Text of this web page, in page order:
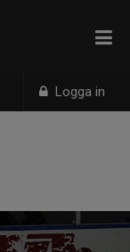
Logga in